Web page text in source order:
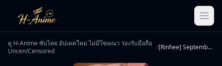
ดู H-Anime ซับไทย อัปเดตใหม่ ไม่มีโฆษณา รองรับมือถือ
Uncen/Censored
/ [Rinhee] September video